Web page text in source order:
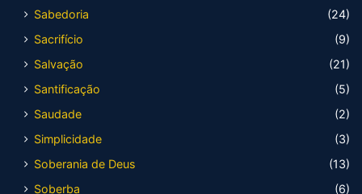
Sabedoria
(24)
Sacrifício
(9)
Salvação
(21)
Santificação
(5)
Saudade
(2)
Simplicidade
(3)
Soberania de Deus
(13)
Soberba
(6)